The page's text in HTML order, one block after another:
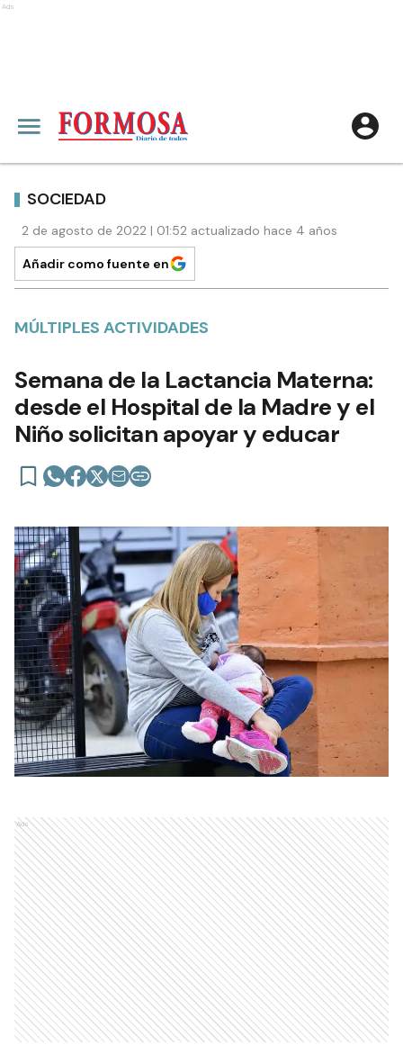
Ads
SOCIEDAD
2 de agosto de 2022 | 01:52 actualizado hace 4 años
Añadir como fuente en
MÚLTIPLES ACTIVIDADES
Semana de la Lactancia Materna:
desde el Hospital de la Madre y el
Niño solicitan apoyar y educar
Ads